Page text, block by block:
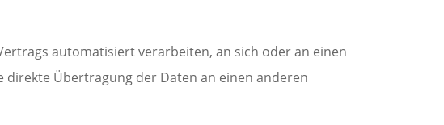
automatisiert verarbeiten, an sich oder an einen
direkte Übertragung der Daten an einen anderen